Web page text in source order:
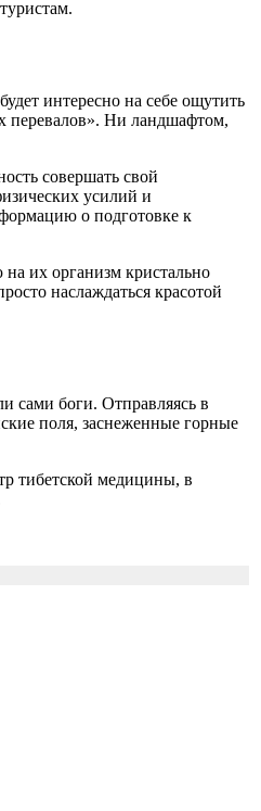
интересно на себе ощутить
перевалов». Ни ландшафтом,
совершать свой
усилий и
о подготовке к
их организм кристально
наслаждаться красотой
сами боги. Отправляясь в
поля, заснеженные горные
тибетской медицины, в